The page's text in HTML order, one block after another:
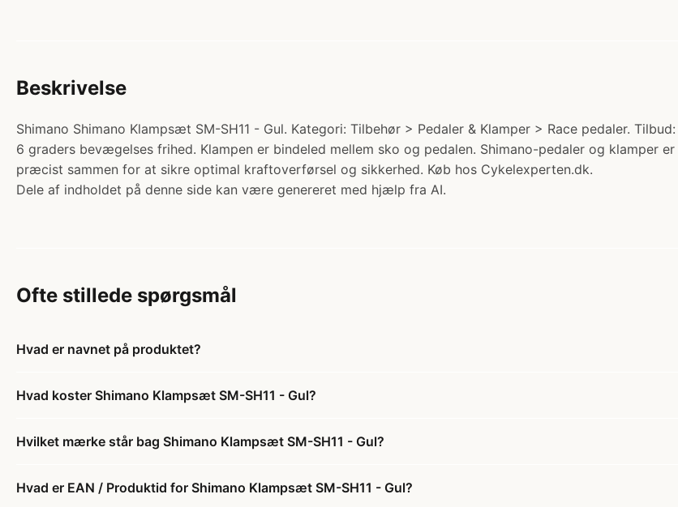
Beskrivelse
Shimano Shimano Klampsæt SM-SH11 - Gul. Kategori: Tilbehør > Pedaler & Klamper > Race pedaler.
6 graders bevægelses frihed. Klampen er bindeled mellem sko og pedalen. Shimano-pedaler og klamper
præcist sammen for at sikre optimal kraftoverførsel og sikkerhed. Køb hos Cykelexperten.dk.
Dele af indholdet på denne side kan være genereret med hjælp fra AI.
Ofte stillede spørgsmål
Hvad er navnet på produktet?
Hvad koster Shimano Klampsæt SM-SH11 - Gul?
Hvilket mærke står bag Shimano Klampsæt SM-SH11 - Gul?
Hvad er EAN / Produktid for Shimano Klampsæt SM-SH11 - Gul?